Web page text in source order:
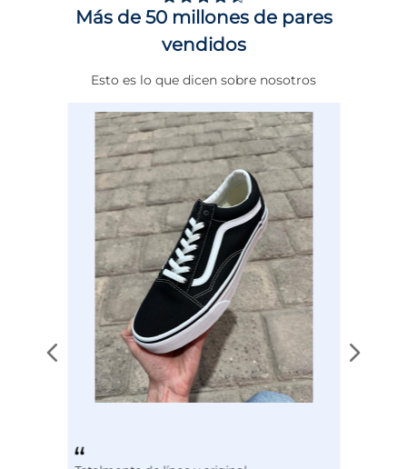
Género Mujer
ENTRE 8 Y 9 CMS
NORMAL
NEGRO
Más de 50 millones de pares
vendidos
Esto es lo que dicen sobre nosotros